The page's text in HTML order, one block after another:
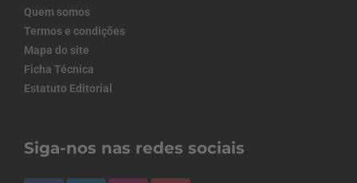
Quem somos
Termos e condições
Mapa do site
Ficha Técnica
Estatuto Editorial
Siga-nos nas redes sociais